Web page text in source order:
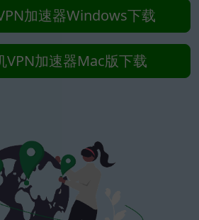
加速器Windows下载
VPN加速器Mac版下载